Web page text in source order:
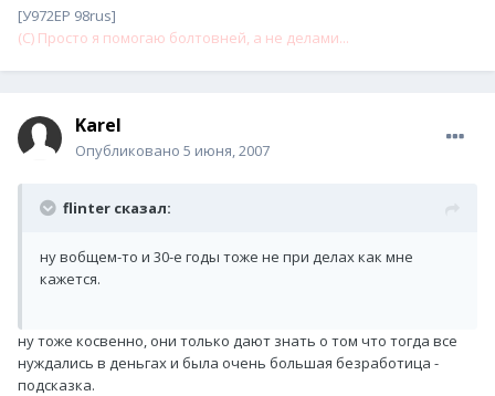
[У972ЕР 98rus]
(С) Просто я помогаю болтовней, а не делами...
Karel
Опубликовано 5 июня, 2007
flinter сказал:
ну вобщем-то и 30-е годы тоже не при делах как мне
кажется.
ну тоже косвенно, они только дают знать о том что тогда все
нуждались в деньгах и была очень большая безработица -
подсказка.